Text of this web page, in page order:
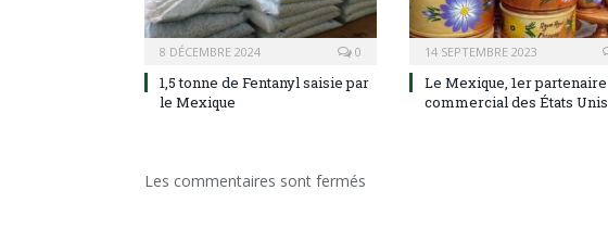
8 DÉCEMBRE 2024 0
1,5 tonne de Fentanyl saisie par
le Mexique
14 SEPTEMBRE 2023
Le Mexique, 1er partenaire
commercial des États Unis
Les commentaires sont fermés